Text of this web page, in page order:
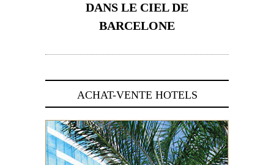
DANS LE CIEL DE
BARCELONE
ACHAT-VENTE HOTELS